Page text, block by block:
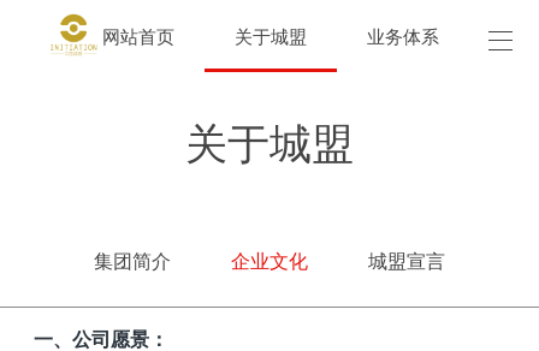
网站首页 关于城盟 业务体系 城
关于城盟
集团简介 企业文化 城盟宣言
一、公司愿景：